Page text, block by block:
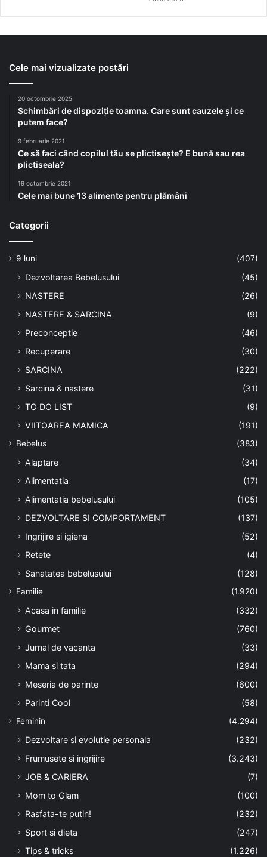
Cele mai vizualizate postări
20 octombrie 2025
Schimbări de dispoziție toamna. Care sunt cauzele și ce
putem face?
9 februarie 2021
Ce să faci când copilul tău se plictisește? E bună sau rea
plictiseala?
19 octombrie 2021
Cele mai bune 13 alimente pentru plămâni
Categorii
9 luni (407)
Dezvoltarea Bebelusului
(45)
NASTERE
(26)
NASTERE & SARCINA
(9)
Preconceptie
(46)
Recuperare
(30)
SARCINA
(222)
Sarcina & nastere
(31)
TO DO LIST
(9)
VIITOAREA MAMICA
(191)
Bebelus (383)
Alaptare
(34)
Alimentatia
(17)
Alimentatia bebelusului
(105)
DEZVOLTARE SI COMPORTAMENT
(137)
Ingrijire si igiena
(52)
Retete
(4)
Sanatatea bebelusului
(128)
Familie (1.920)
Acasa in familie
(332)
Gourmet
(760)
Jurnal de vacanta
(33)
Mama si tata
(294)
Meseria de parinte
(600)
Parinti Cool
(58)
Feminin (4.294)
Dezvoltare si evolutie personala
(232)
Frumusete si ingrijire
(3.243)
JOB & CARIERA
(7)
Mom to Glam
(100)
Rasfata-te putin!
(232)
Sport si dieta
(247)
Tips & tricks
(1.226)